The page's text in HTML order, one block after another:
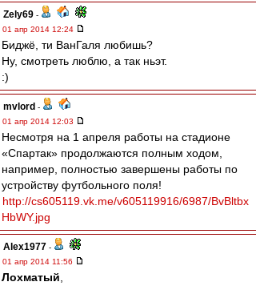
Zely69 -
01 апр 2014 12:24
Биджё, ти ВанГаля любишь?
Ну, смотреть люблю, а так ньэт.
:)
mvlord -
01 апр 2014 12:03
Несмотря на 1 апреля работы на стадионе
«Спартак» продолжаются полным ходом,
например, полностью завершены работы по
устройству футбольного поля!
http://cs605119.vk.me/v605119916/6987/BvBltbx
HbWY.jpg
Alex1977 -
01 апр 2014 11:56
Лохматый